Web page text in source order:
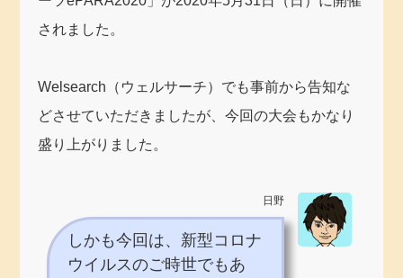
されました。
Welsearch（ウェルサーチ）でも事前から告知な
どさせていただきましたが、今回の大会もかなり
盛り上がりました。
日野
しかも今回は、新型コロナ
ウイルスのご時世でもあ